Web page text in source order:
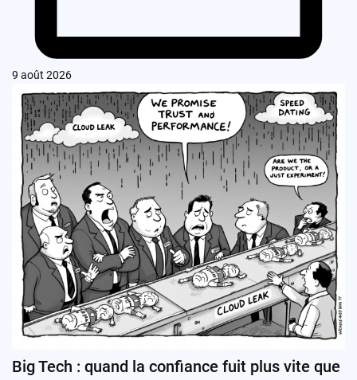
9 août 2026
Big Tech : quand la confiance fuit plus vite que